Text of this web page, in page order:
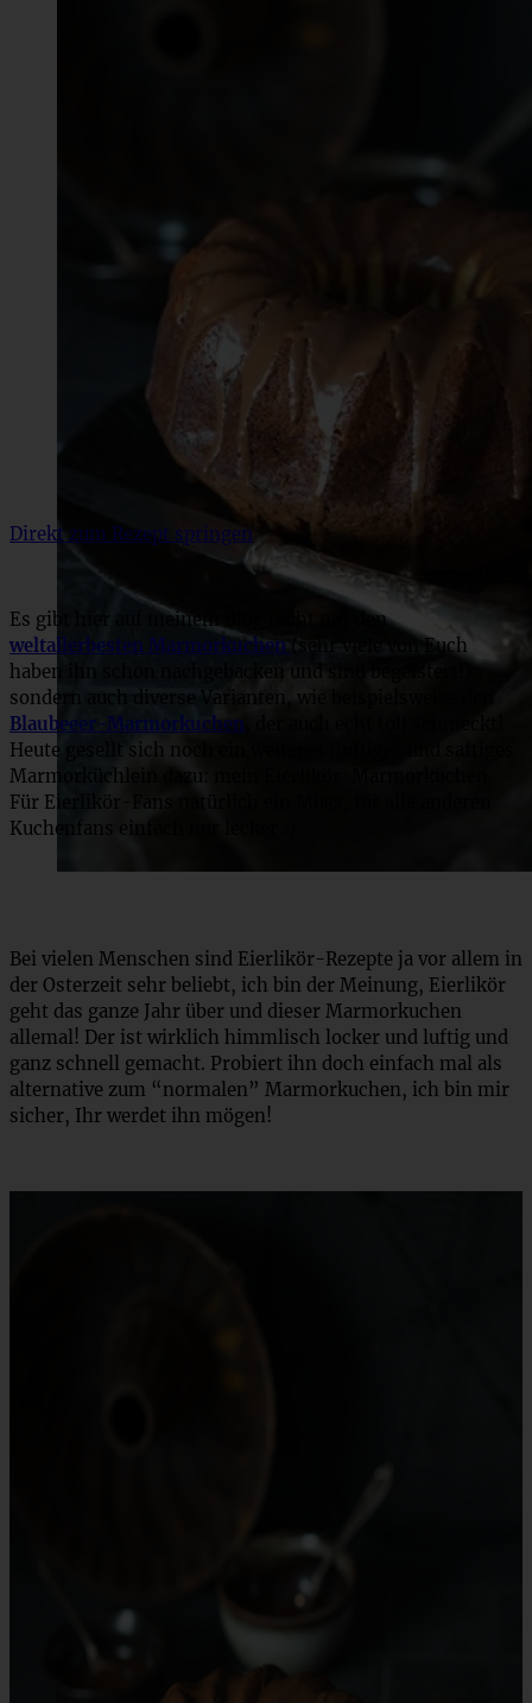
Direkt zum Rezept springen
Es gibt hier auf meinem Blog nicht nur den
weltallerbesten Marmorkuchen
(sehr viele von Euch
haben ihn schon nachgebacken und sind begeistert!),
sondern auch diverse Varianten, wie beispielsweise den
Blaubeeer-Marmorkuchen
Heute gesellt sich noch ein weiteres fluffiges und saftiges
Marmorküchlein dazu: mein Eierlikör-Marmorkuchen.
Für Eierlikör-Fans natürlich ein Muss, für alle anderen
Kuchenfans einfach nur lecker :)
Bei vielen Menschen sind Eierlikör-Rezepte ja vor allem in
der Osterzeit sehr beliebt, ich bin der Meinung, Eierlikör
geht das ganze Jahr über und dieser Marmorkuchen
allemal! Der ist wirklich himmlisch locker und luftig und
ganz schnell gemacht. Probiert ihn doch einfach mal als
alternative zum “normalen” Marmorkuchen, ich bin mir
sicher, Ihr werdet ihn mögen!